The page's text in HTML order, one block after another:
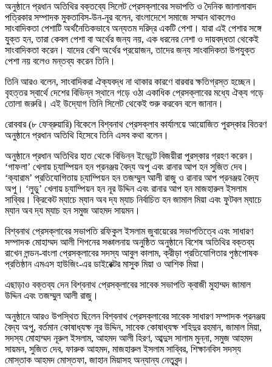
অনুষ্ঠানে প্রধান অতিথির বক্তব্যে সিলেট প্রেসক্লাবের সভাপতি ও দৈনিক জালালাবাদ
পত্রিকার সম্পাদক মুকতাবিস-উন-নূর বলেন, বাংলাদেশে সমাজে সম্মান থাকলেও
সাংবাদিকতা পেশাটি অর্থনৈতিকভাবে অন্যতম দরিদ্র একটি পেশা। যারা এই পেশার সঙ্গে
যুক্ত হন, তারা কেবল পেশা বা অর্থের জন্য নয়, এক ধরনের নেশা ও দায়বদ্ধতা থেকেই
সাংবাদিকতা করেন। যাদের বেশি অর্থের প্রয়োজন, তাদের জন্য সাংবাদিকতা উপযুক্ত
পেশা নয় বলেও মন্তব্য করেন তিনি।
তিনি আরও বলেন, সাংবাদিকরা ঐক্যবদ্ধ না থাকার কারণে বারবার ক্ষতিগ্রস্ত হচ্ছেন।
বৃহত্তর স্বার্থে দেশের বিভিন্ন স্থানে গড়ে ওঠা একাধিক প্রেসক্লাবের মধ্যে ঐক্য গড়ে
তোলা জরুরি। এই উদ্যোগ তিনি সিলেট থেকেই শুরু করবেন বলে জানান।
রোববার (৮ ফেব্রুয়ারি) বিকেলে বিশ্বনাথ প্রেসক্লাব কার্যালয়ে আয়োজিত পুরস্কার বিতরণ
অনুষ্ঠানে প্রধান অতিথি হিসেবে তিনি এসব কথা বলেন।
অনুষ্ঠানে প্রধান অতিথির হাত থেকে বিভিন্ন ইভেন্টে বিজয়ীরা পুরস্কার গ্রহণ করেন।
‘গাফলা’ খেলায় চ্যাম্পিয়ন হন প্রনঞ্জয় বৈদ্য অপু এবং রানার আপ হন সুজিত দেব।
‘ক্যারাম’ প্রতিযোগিতায় চ্যাম্পিয়ন হন তজম্মুল আলী রাজু ও রানার আপ প্রনঞ্জয় বৈদ্য
অপু। ‘লুডু’ খেলায় চ্যাম্পিয়ন হন নূর উদ্দিন এবং রানার আপ হন মাজহারুল ইসলাম
সাব্বির। ক্রিকেট ম্যাচে ম্যান অব দ্য ম্যাচ নির্বাচিত হন জামাল মিয়া এবং ফুটবল ম্যাচে
ম্যান অব দ্য ম্যাচ হন সমুজ আহমদ সায়মন।
বিশ্বনাথ প্রেসক্লাবের সভাপতি রফিকুল ইসলাম জুবায়েরের সভাপতিত্বে এবং সাধারণ
সম্পাদক মোহাম্মদ আলী শিপনের সঞ্চালনায় অনুষ্ঠিত অনুষ্ঠানে বিশেষ অতিথির বক্তব্য
রাখেন লন্ডন-বাংলা প্রেসক্লাবের সদস্য আবুল কালাম, ক্রীড়া প্রতিযোগিতার পৃষ্ঠপোষক
প্রতিষ্ঠান এমএস হাউজিং-এর ডাইরেক্টর মাসুক মিয়া ও আশিক মিয়া।
এছাড়াও বক্তব্য দেন বিশ্বনাথ প্রেসক্লাবের সাবেক সভাপতি ক্বাজী মুহাম্মদ জামাল
উদ্দিন এবং তজম্মুল আলী রাজু।
অনুষ্ঠানে আরও উপস্থিত ছিলেন বিশ্বনাথ প্রেসক্লাবের সাবেক সাধারণ সম্পাদক প্রনঞ্জয়
বৈদ্য অপু, বর্তমান কোষাধ্যক্ষ নূর উদ্দিন, সাবেক কোষাধ্যক্ষ শহিদুর রহমান, জামাল মিয়া,
সদস্য মোহাম্মদ নূরুল ইসলাম, আহমদ আলী হিরণ, আব্দুস সালাম মুন্না, সমুজ আহমদ
সায়মন, সুজিত দেব, ফারুক আহমদ, মাজহারুল ইসলাম সাব্বির, শিক্ষানবিস সদস্য
মোস্তাক আহমদ মোস্তফা, জাহান মিয়াসহ অন্যান্য নেতৃবৃন্দ।